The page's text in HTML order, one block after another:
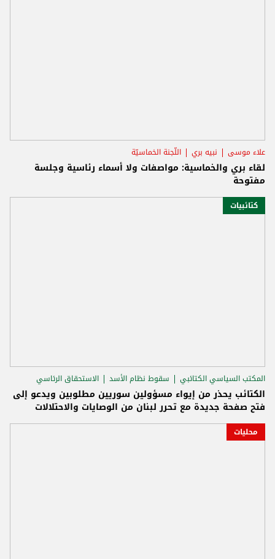
علاء موسى نبيه بري اللّجنة الخماسيّة
لقاء بري والخماسية: مواصفات ولا أسماء رئاسية وجلسة
مفتوحة
كتائبيات
المكتب السياسي الكتائبي سقوط نظام الأسد الاستحقاق الرئاسي
الكتائب يحذر من إيواء مسؤولين سوريين مطلوبين ويدعو إلى
فتح صفحة جديدة مع تحرر لبنان من الوصايات والاحتلالات
محليات